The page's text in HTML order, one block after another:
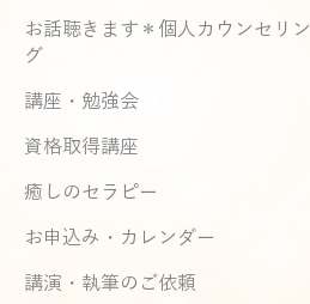
お話聴きます＊個人カウンセリン
グ
講座・勉強会
資格取得講座
癒しのセラピー
お申込み・カレンダー
講演・執筆のご依頼